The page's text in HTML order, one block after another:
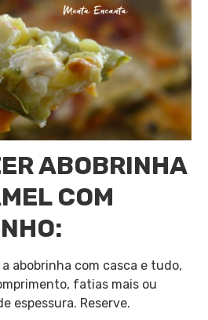
ABOBRINHA
COM
abobrinha com casca e tudo,
fatias mais ou
espessura. Reserve.